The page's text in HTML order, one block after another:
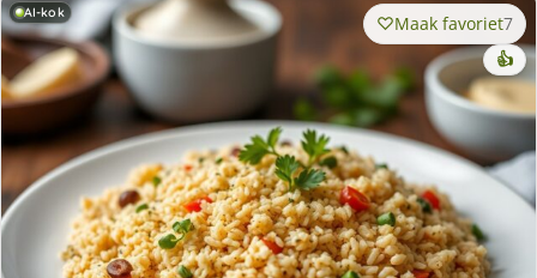
AI-kok Maak favoriet7
👍